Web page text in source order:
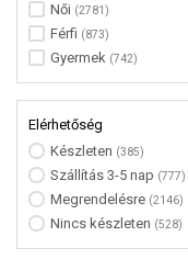
Női (2781)
Férfi (873)
Gyermek (742)
Elérhetőség
Készleten (385)
Szállítás 3-5 nap (777)
Megrendelésre (2146)
Nincs készleten (528)